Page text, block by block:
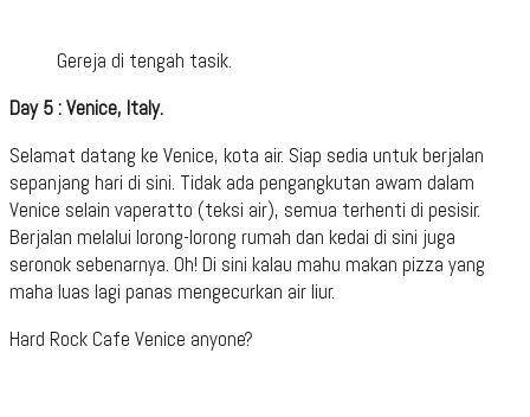
Gereja di tengah tasik.
Day 5 : Venice, Italy.
Selamat datang ke Venice, kota air. Siap sedia untuk berjalan
sepanjang hari di sini. Tidak ada pengangkutan awam dalam
Venice selain vaperatto (teksi air), semua terhenti di pesisir.
Berjalan melalui lorong-lorong rumah dan kedai di sini juga
seronok sebenarnya. Oh! Di sini kalau mahu makan pizza yang
maha luas lagi panas mengecurkan air liur.
Hard Rock Cafe Venice anyone?